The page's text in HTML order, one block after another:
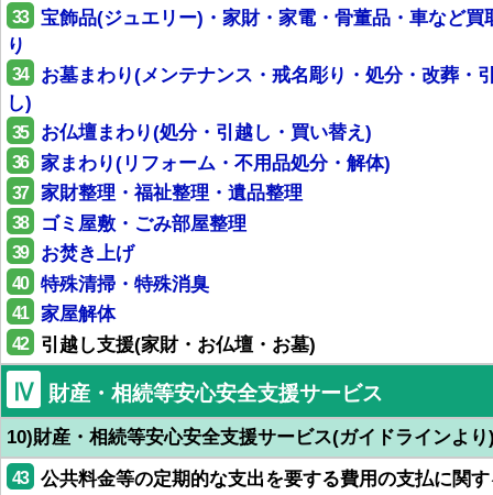
33
宝飾品(ジュエリー)・家財・家電・骨董品・車など買
り
34
お墓まわり(メンテナンス・戒名彫り・処分・改葬・
し)
35 お仏壇まわり(処分・引越し・買い替え)
36 家まわり(リフォーム・不用品処分・解体)
37 家財整理・福祉整理・遺品整理
38 ゴミ屋敷・ごみ部屋整理
39 お焚き上げ
40 特殊清掃・特殊消臭
41 家屋解体
42 引越し支援(家財・お仏壇・お墓)
Ⅳ 財産・相続等安心安全支援サービス
10)財産・相続等安心安全支援サービス(ガイドラインより
43
公共料金等の定期的な支出を要する費用の支払に関